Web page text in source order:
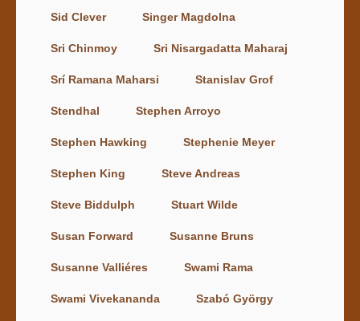
Sid Clever Singer Magdolna
Sri Chinmoy Sri Nisargadatta Maharaj
Srí Ramana Maharsi Stanislav Grof
Stendhal Stephen Arroyo
Stephen Hawking Stephenie Meyer
Stephen King Steve Andreas
Steve Biddulph Stuart Wilde
Susan Forward Susanne Bruns
Susanne Valliéres Swami Rama
Swami Vivekananda Szabó György